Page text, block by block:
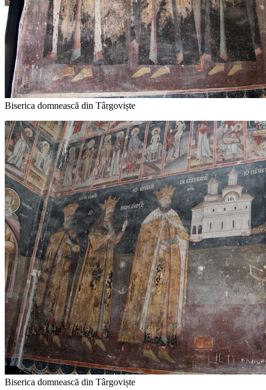
Biserica domnească din Târgoviște
Biserica domnească din Târgoviște